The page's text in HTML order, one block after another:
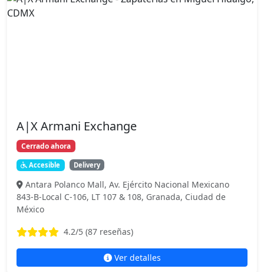
A|X Armani Exchange
Cerrado ahora
Accesible Delivery
Antara Polanco Mall, Av. Ejército Nacional Mexicano
843-B-Local C-106, LT 107 & 108, Granada, Ciudad de
México
4.2/5 (87 reseñas)
Ver detalles